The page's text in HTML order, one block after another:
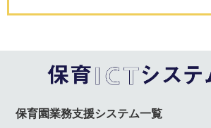
保育園業務支援システム一覧